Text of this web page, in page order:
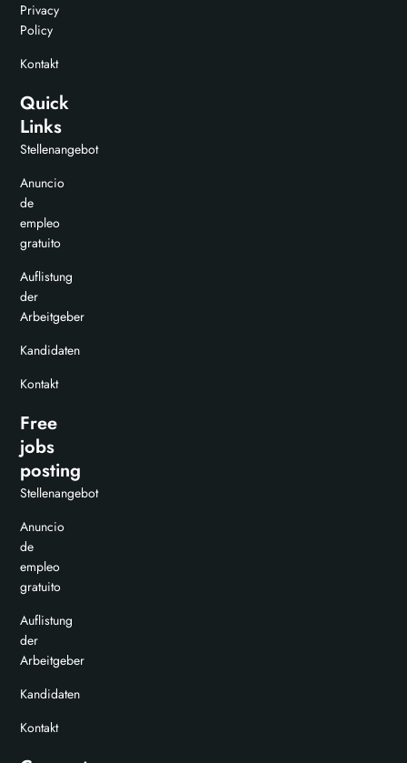
Privacy
Policy
Kontakt
Quick
Links
Stellenangebot
Anuncio
de
empleo
gratuito
Auflistung
der
Arbeitgeber
Kandidaten
Kontakt
Free
jobs
posting
Stellenangebot
Anuncio
de
empleo
gratuito
Auflistung
der
Arbeitgeber
Kandidaten
Kontakt